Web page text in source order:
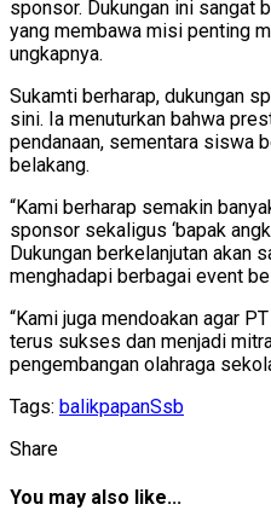
sponsor. Dukungan ini sangat
yang membawa misi penting
ungkapnya.
Sukamti berharap, dukungan
sini. Ia menuturkan bahwa
pendanaan, sementara siswa
belakang.
“Kami berharap semakin
sponsor sekaligus ‘bapak
Dukungan berkelanjutan akan
menghadapi berbagai event
“Kami juga mendoakan agar
terus sukses dan menjadi
pengembangan olahraga
Tags: balikpapanSsb
Share
You may also like...